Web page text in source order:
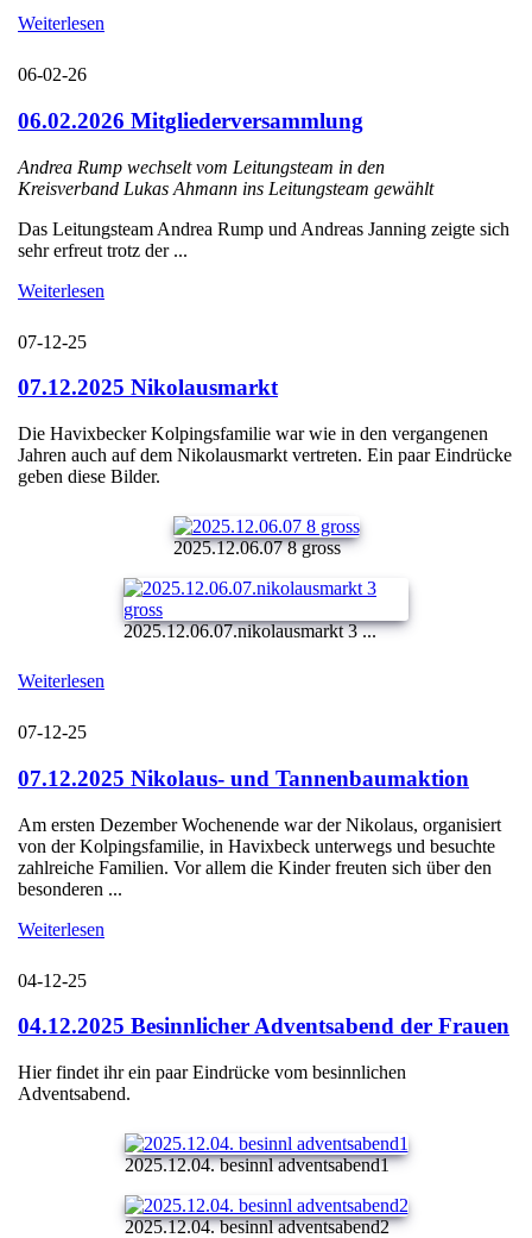
Weiterlesen
06-02-26
06.02.2026 Mitgliederversammlung
Andrea Rump wechselt vom Leitungsteam in den
Kreisverband Lukas Ahmann ins Leitungsteam gewählt
Das Leitungsteam Andrea Rump und Andreas Janning zeigte sich
sehr erfreut trotz der ...
Weiterlesen
07-12-25
07.12.2025 Nikolausmarkt
Die Havixbecker Kolpingsfamilie war wie in den vergangenen
Jahren auch auf dem Nikolausmarkt vertreten. Ein paar Eindrücke
geben diese Bilder.
2025.12.06.07 8 gross
2025.12.06.07.nikolausmarkt 3 ...
Weiterlesen
07-12-25
07.12.2025 Nikolaus- und Tannenbaumaktion
Am ersten Dezember Wochenende war der Nikolaus, organisiert
von der Kolpingsfamilie, in Havixbeck unterwegs und besuchte
zahlreiche Familien. Vor allem die Kinder freuten sich über den
besonderen ...
Weiterlesen
04-12-25
04.12.2025 Besinnlicher Adventsabend der Frauen
Hier findet ihr ein paar Eindrücke vom besinnlichen
Adventsabend.
2025.12.04. besinnl adventsabend1
2025.12.04. besinnl adventsabend2